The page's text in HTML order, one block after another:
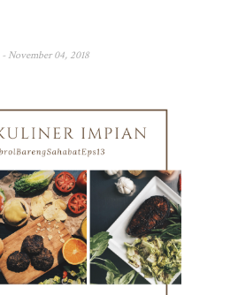
- November 04, 2018